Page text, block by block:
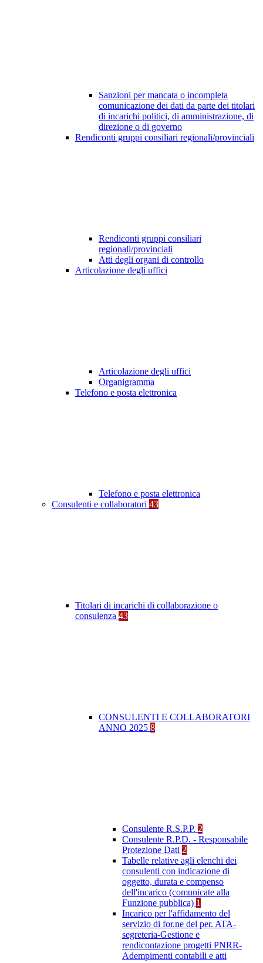
Sanzioni per mancata o incompleta
comunicazione dei dati da parte dei titolari
di incarichi politici, di amministrazione, di
direzione o di governo
Rendiconti gruppi consiliari regionali/provinciali
Rendiconti gruppi consiliari
regionali/provinciali
Atti degli organi di controllo
Articolazione degli uffici
Articolazione degli uffici
Organigramma
Telefono e posta elettronica
Telefono e posta elettronica
Consulenti e collaboratori 43
Titolari di incarichi di collaborazione o
consulenza 43
CONSULENTI E COLLABORATORI
ANNO 2025 8
Consulente R.S.P.P. 2
Consulente R.P.D. - Responsabile
Protezione Dati 2
Tabelle relative agli elenchi dei
consulenti con indicazione di
oggetto, durata e compenso
dell'incarico (comunicate alla
Funzione pubblica) 1
Incarico per l'affidamento del
servizio di for.ne del per. ATA-
segreteria-Gestione e
rendicontazione progetti PNRR-
Adempimenti contabili e atti